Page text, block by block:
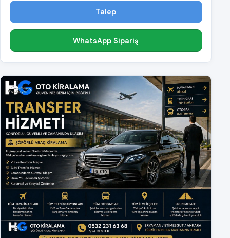
Talep
WhatsApp Sipariş